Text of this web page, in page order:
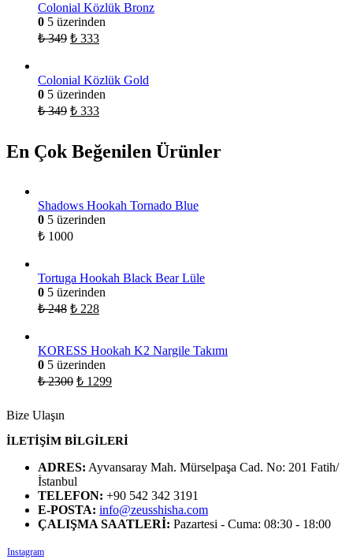
Colonial Közlük Bronz
0 5 üzerinden
₺349 ₺ 333
Colonial Közlük Gold
0 5 üzerinden
₺349 ₺ 333
En Çok Beğenilen Ürünler
Shadows Hookah Tornado Blue
0 5 üzerinden
₺ 1000
Tortuga Hookah Black Bear Lüle
0 5 üzerinden
₺248 ₺ 228
KORESS Hookah K2 Nargile Takımı
0 5 üzerinden
₺2300 ₺ 1299
Bize Ulaşın
İLETİŞİM BİLGİLERİ
ADRES: Ayvansaray Mah. Mürselpaşa Cad. No: 201 Fatih/
İstanbul
TELEFON: +90 542 342 3191
E-POSTA: info@zeusshisha.com
ÇALIŞMA SAATLERİ: Pazartesi - Cuma: 08:30 - 18:00
Instagram